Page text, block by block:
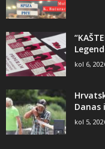
kol 6,
kol 5,